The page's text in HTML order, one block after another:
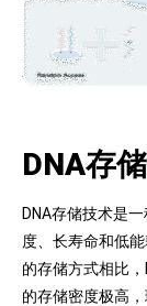
DNA存
DNA存储技术是
度、长寿命和低
的存储方式相比
的存储密度极高